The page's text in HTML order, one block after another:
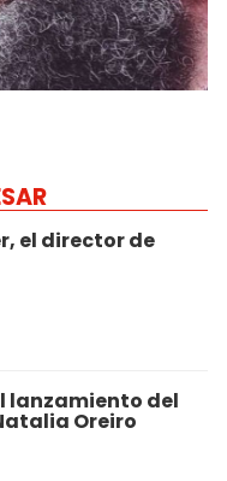
el director de
lanzamiento del
Oreiro